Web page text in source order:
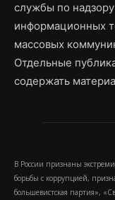
службы по
информационных
массовых
Отдельные
содержать
В России признаны
борьбы с коррупцией,
большевистская партия»,